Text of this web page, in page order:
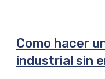
Como hacer
industrial sin